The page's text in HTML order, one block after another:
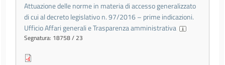
Attuazione delle norme in materia di accesso generalizzato
di cui al decreto legislativo n. 97/2016 – prime indicazioni.
Ufficio Affari generali e Trasparenza amministrativa
Segnatura: 18758 / 23